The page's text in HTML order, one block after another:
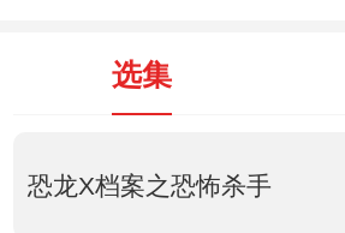
选集
恐龙X档案之恐怖杀手